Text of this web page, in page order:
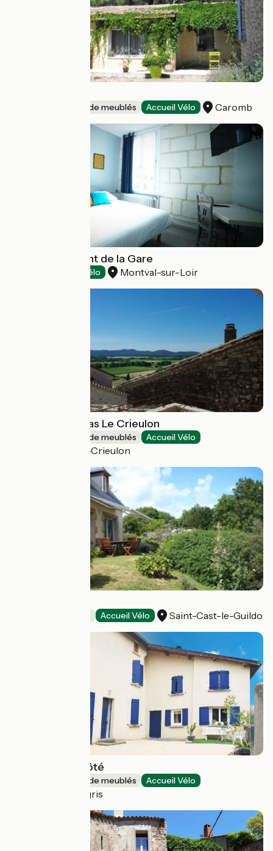
Gîtes et locations de meublés Accueil Vélo Caromb
Hôtel-Restaurant de la Gare
Accueil Vélo Montval-sur-Loir
Gîte Merlot - Mas Le Crieulon
Gîtes et locations de meublés Accueil Vélo
Saint-Jean-de-Crieulon
Accueil Vélo Saint-Cast-le-Guildo
La maison d'à côté
Gîtes et locations de meublés Accueil Vélo
Reventin-Vaugris